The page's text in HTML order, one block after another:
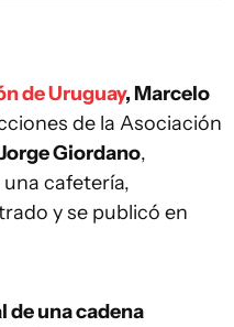
de Uruguay, Marcelo
de la Asociación
Jorge Giordano,
cafetería,
y se publicó en
de una cadena